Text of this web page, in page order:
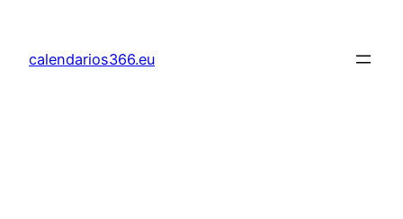
contenido
calendarios366.eu